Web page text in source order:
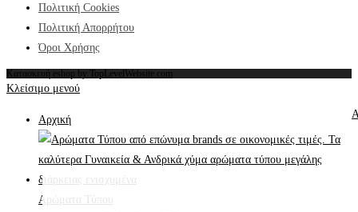
Πολιτική Cookies
Πολιτική Απορρήτου
Όροι Χρήσης
Κατασκευή eshop by TopLevelWebsite.com
Κλείσιμο μενού
Αρχική
Αρώματα Τύπου